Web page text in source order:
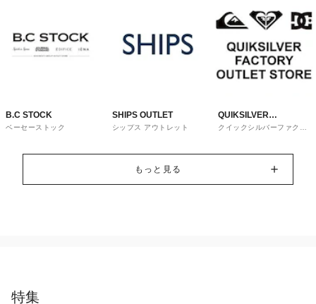
B.C STOCK
ベーセーストック
SHIPS OUTLET
シップス アウトレット
QUIKSILVER
FACTORY OUTLET
クイックシルバーファクト
もっと見る
特集